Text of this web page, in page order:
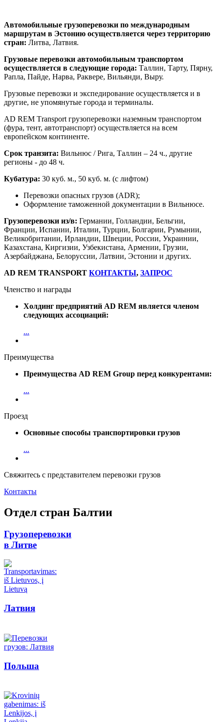
Автомобильные грузоперевозки по международным
маршрутам в Эстонию осуществляется через территорию
стран: Литва, Латвия.
Грузовые перевозки автомобильным транспортом
осуществляется в следующие города: Таллин, Тарту, Пярну,
Рапла, Пайде, Нарва, Раквере, Вильянди, Выру.
Грузовые перевозки и экспедирование осуществляется и в
другие, не упомянутые города и терминалы.
AD REM Тransport грузоперевозки наземным транспортом
(фура, тент, автотранспорт) осуществляется на всем
европейском континенте.
Срок транзита: Вильнюс / Рига, Таллин – 24 ч., другие
регионы - до 48 ч.
Кубатура: 30 куб. м., 50 куб. м. (с лифтом)
Перевозки опасных грузов (ADR);
Оформление таможенной документации в Вильнюсе.
Грузоперевозки из/в: Германии, Голландии, Бельгии,
Франции, Испании, Италии, Турции, Болгарии, Румынии,
Великобритании, Ирландии, Швеции, России, Украинии,
Казахстана, Киргизии, Узбекистана, Армении, Грузии,
Азербайджана, Белоруссии, Латвии, Эстонии и других.
AD REM TRANSPORT КОНТАКТЫ, ЗАПРОС
Членство и награды
Холдинг предприятий AD REM является членом
следующих ассоциаций:
...
Преимущества
Преимущества AD REM Group перед конкурентами:
...
Проезд
Основные способы транспортировки грузов
...
Свяжитесь с представителем перевозки грузов
Контакты
Отдел стран Балтии
Грузоперевозки
в Литве
Латвия
Польша